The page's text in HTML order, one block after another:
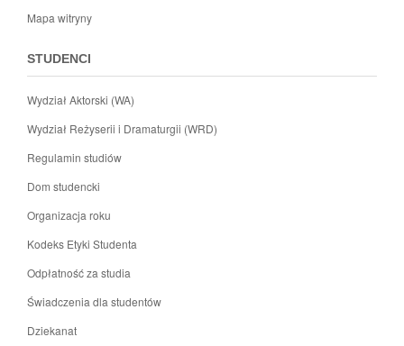
Mapa witryny
STUDENCI
Wydział Aktorski (WA)
Wydział Reżyserii i Dramaturgii (WRD)
Regulamin studiów
Dom studencki
Organizacja roku
Kodeks Etyki Studenta
Odpłatność za studia
Świadczenia dla studentów
Dziekanat